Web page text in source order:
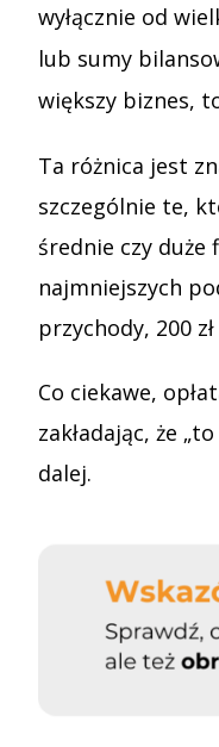
wyłącznie od
lub sumy
większy biznes,
Ta różnica jest
szczególnie te,
średnie czy
najmniejszych
przychody, 200
Co ciekawe,
zakładając, że
dalej.